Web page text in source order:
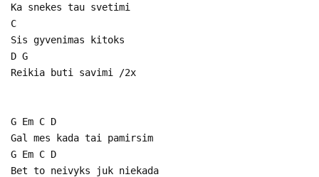
Ka snekes tau svetimi
C
Sis gyvenimas kitoks
D G
Reikia buti savimi /2x
G Em C D
Gal mes kada tai pamirsim
G Em C D
Bet to neivyks juk niekada